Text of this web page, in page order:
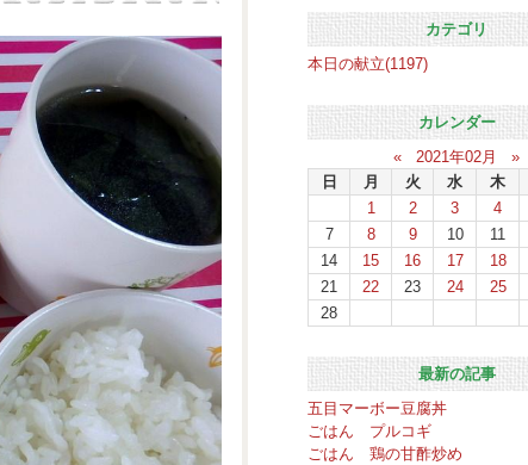
カテゴリ
本日の献立(1197)
カレンダー
«
2021年02月
»
日
月 火 水 木
1
2 3 4
7
8 9 10 11
14
15 16 17 18
21
22 23 24 25
28
最新の記事
五目マーボー豆腐丼
ごはん プルコギ
ごはん 鶏の甘酢炒め